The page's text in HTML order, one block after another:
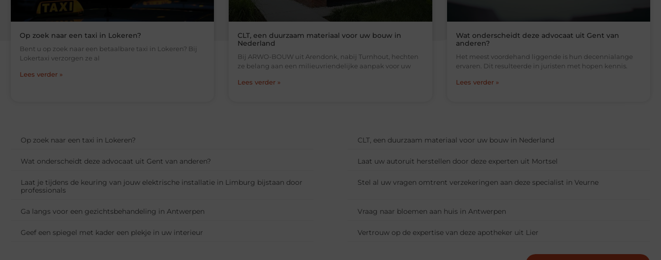
Op zoek naar een taxi in Lokeren?
Bent u op zoek naar een betaalbare taxi in Lokeren? Bij
Lokertaxi verzorgen ze al
Lees verder »
CLT, een duurzaam materiaal voor uw bouw in
Nederland
Bij ARWO-BOUW uit Arendonk, nabij Turnhout, hechten
ze belang aan een milieuvriendelijke aanpak voor uw
Lees verder »
Wat onderscheidt deze advocaat uit Gent van
anderen?
Het meest voordehand liggende is hun decennialange
ervaren. Dit resulteerde in juristen met hopen kennis.
Lees verder »
Op zoek naar een taxi in Lokeren? CLT, een duurzaam materiaal voor uw bouw in Nederland
Wat onderscheidt deze advocaat uit Gent van anderen? Laat uw autoruit herstellen door deze experten uit Mortsel
Laat je tijdens de keuring van jouw elektrische installatie in Limburg bijstaan door
professionals
Stel al uw vragen omtrent verzekeringen aan deze specialist in Veurne
Ga langs voor een gezichtsbehandeling in Antwerpen Vraag naar bloemen aan huis in Antwerpen
Geef een spiegel met kader een plekje in uw interieur Vertrouw op de expertise van deze apotheker uit Lier